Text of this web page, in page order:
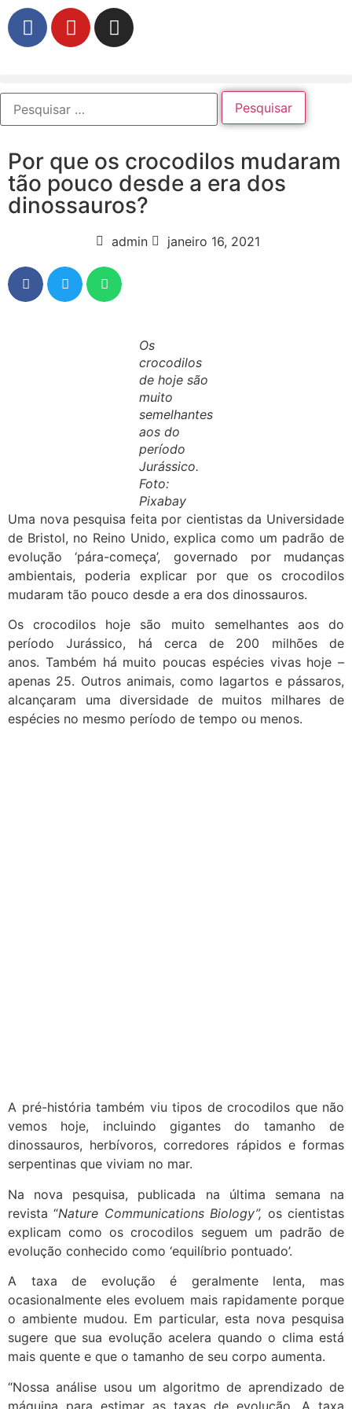
Por que os crocodilos mudaram
tão pouco desde a era dos
dinossauros?
admin janeiro 16, 2021
Os
crocodilos
de hoje são
muito
semelhantes
aos do
período
Jurássico.
Foto:
Pixabay
Uma nova pesquisa feita por cientistas da Universidade
de Bristol, no Reino Unido, explica como um padrão de
evolução ‘pára-começa’, governado por mudanças
ambientais, poderia explicar por que os crocodilos
mudaram tão pouco desde a era dos dinossauros.
Os crocodilos hoje são muito semelhantes aos do
período Jurássico, há cerca de 200 milhões de
anos. Também há muito poucas espécies vivas hoje –
apenas 25. Outros animais, como lagartos e pássaros,
alcançaram uma diversidade de muitos milhares de
espécies no mesmo período de tempo ou menos.
A pré-história também viu tipos de crocodilos que não
vemos hoje, incluindo gigantes do tamanho de
dinossauros, herbívoros, corredores rápidos e formas
serpentinas que viviam no mar.
Na nova pesquisa, publicada na última semana na
revista “Nature Communications Biology”, os cientistas
explicam como os crocodilos seguem um padrão de
evolução conhecido como ‘equilíbrio pontuado’.
A taxa de evolução é geralmente lenta, mas
ocasionalmente eles evoluem mais rapidamente porque
o ambiente mudou. Em particular, esta nova pesquisa
sugere que sua evolução acelera quando o clima está
mais quente e que o tamanho de seu corpo aumenta.
“Nossa análise usou um algoritmo de aprendizado de
máquina para estimar as taxas de evolução. A taxa